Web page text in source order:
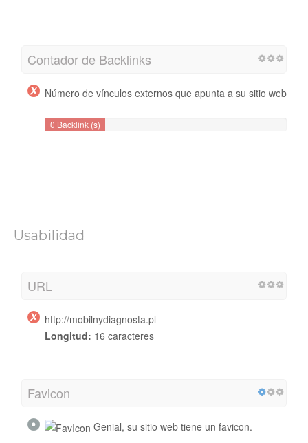
Contador de Backlinks
Número de vínculos externos que apunta a su sitio web
0 Backlink (s)
Usabilidad
URL
http://mobilnydiagnosta.pl
Longitud: 16 caracteres
Favicon
Genial, su sitio web tiene un favicon.